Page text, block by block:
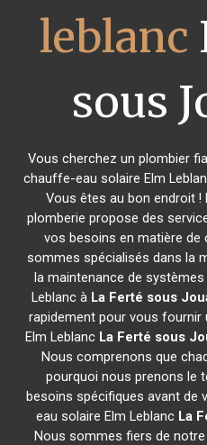
leblanc
sous
Vous cherchez un plombier
chauffe-eau solaire Elm
Vous êtes au bon endroit !
plomberie propose des
vos besoins en matière
sommes spécialisés dans la
la maintenance de
Leblanc à La Ferté sous
rapidement pour vous fournir
Elm Leblanc La Ferté sous
Nous comprenons que
pourquoi nous prenons le
besoins spécifiques avant de
eau solaire Elm Leblanc La
Nous sommes fiers de